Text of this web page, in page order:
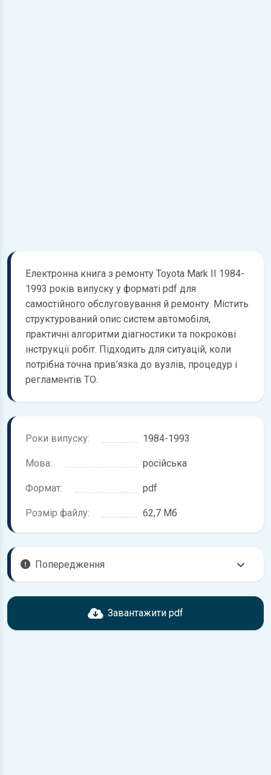
Електронна книга з ремонту Toyota Mark II 1984-
1993 років випуску у форматі pdf для
самостійного обслуговування й ремонту. Містить
структурований опис систем автомобіля,
практичні алгоритми діагностики та покрокові
інструкції робіт. Підходить для ситуацій, коли
потрібна точна прив’язка до вузлів, процедур і
регламентів ТО.
Роки випуску: 1984-1993
Мова: російська
Формат: pdf
Розмір файлу: 62,7 Мб
Попередження
Перед завантаженням ознайомтесь з характеристиками
Toyota Mark II, що надані в книзі. Можливі розбіжності,
Завантажити pdf